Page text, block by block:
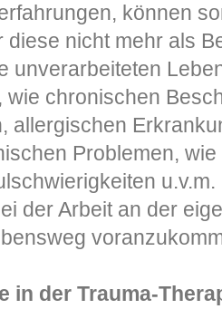
können
diese nicht mehr als
unverarbeiteten
wie chronischen
allergischen
Problemen,
u.v.m.
der Arbeit an der
in der Trauma-